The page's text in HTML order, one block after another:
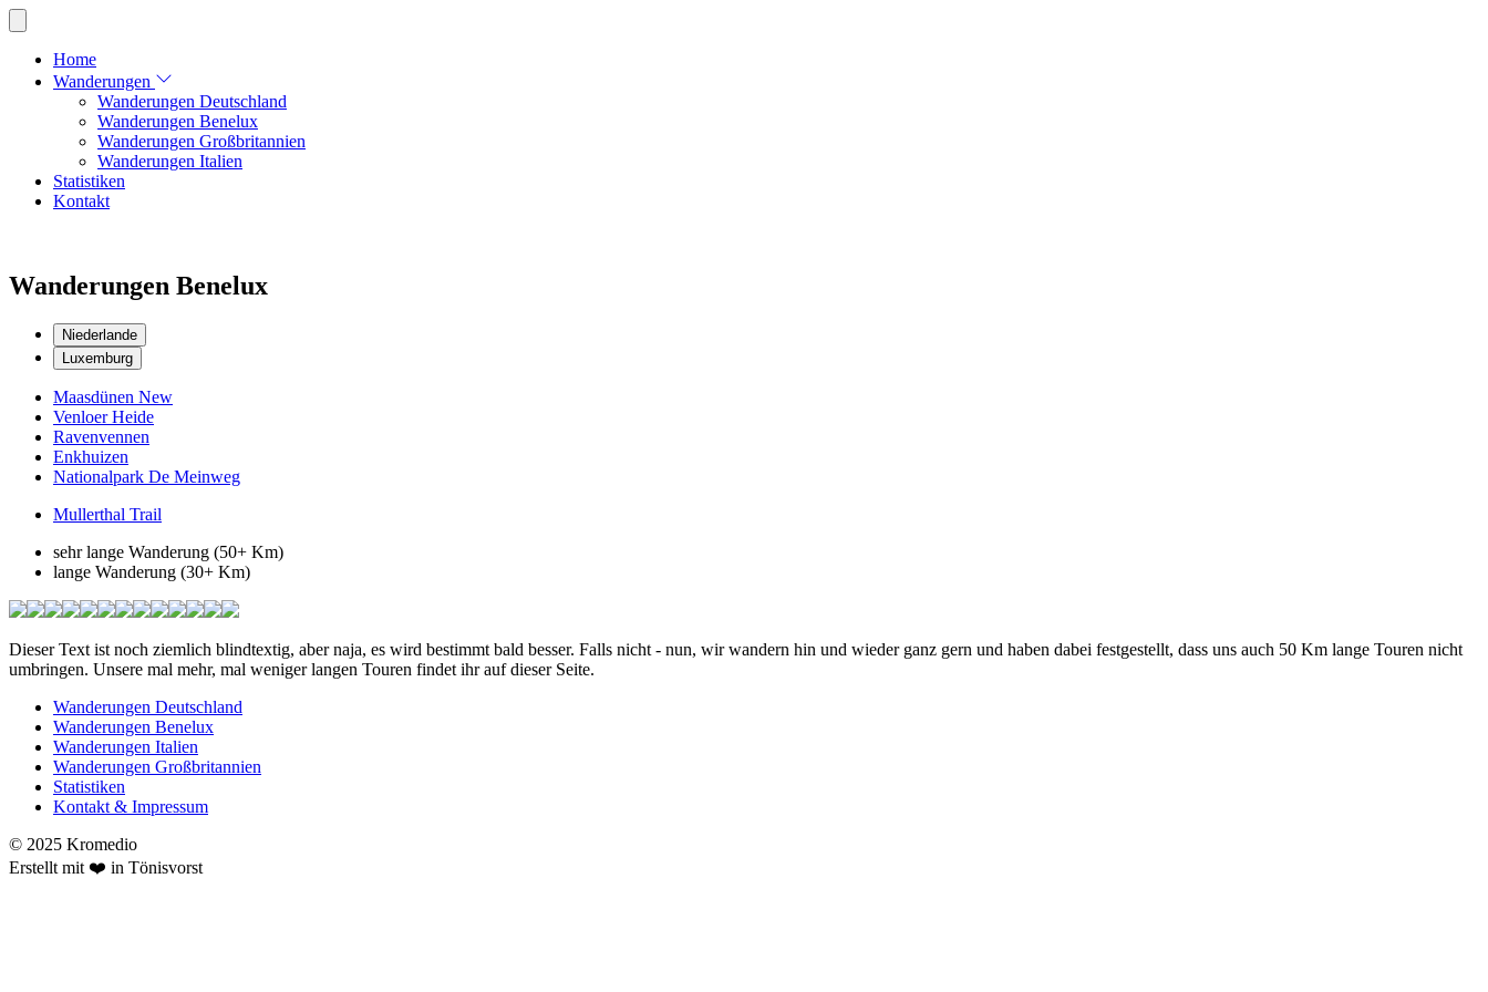
Home
Wanderungen
Wanderungen Deutschland
Wanderungen Benelux
Wanderungen Großbritannien
Wanderungen Italien
Statistiken
Kontakt
Wanderungen Benelux
Niederlande
Luxemburg
Maasdünen New
Venloer Heide
Ravenvennen
Enkhuizen
Nationalpark De Meinweg
Mullerthal Trail
sehr lange Wanderung (50+ Km)
lange Wanderung (30+ Km)
Dieser Text ist noch ziemlich blindtextig, aber naja, es wird bestimmt bald besser. Falls nicht - nun, wir wandern hin und wieder ganz gern und haben dabei festgestellt, dass uns auch 50 Km lange Touren nicht
umbringen. Unsere mal mehr, mal weniger langen Touren findet ihr auf dieser Seite.
Wanderungen Deutschland
Wanderungen Benelux
Wanderungen Italien
Wanderungen Großbritannien
Statistiken
Kontakt & Impressum
© 2025 Kromedio
Erstellt mit ❤️ in Tönisvorst